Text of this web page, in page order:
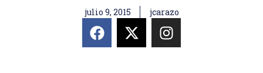
julio 9, 2015 jcarazo